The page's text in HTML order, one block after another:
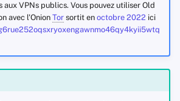
aux VPNs publics. Vous pouvez utiliser Old
avec l'Onion Torsortit en octobre 2022 ici